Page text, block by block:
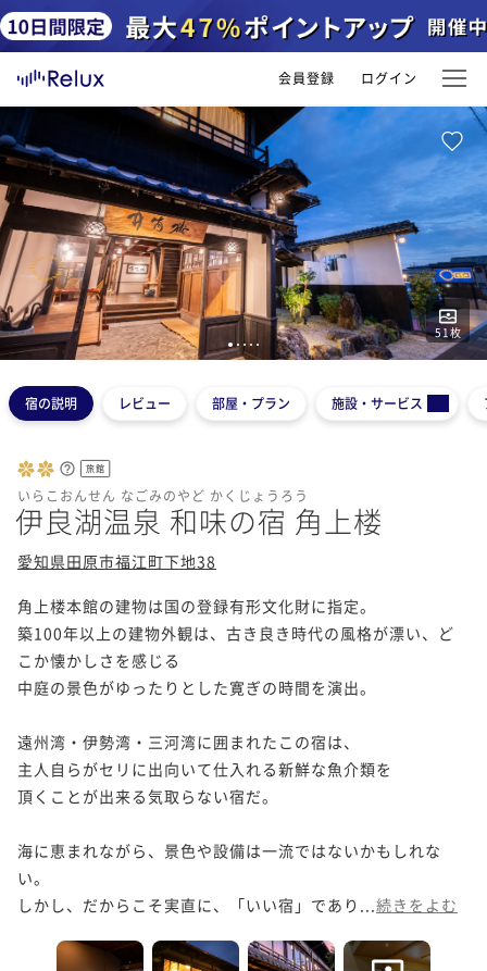
会員登録 ログイン
51枚
12 34 5
宿の説明 レビュー 部屋・プラン 施設・サービス
旅館
いらこおんせん なごみのやど かくじょうろう
伊良湖温泉 和味の宿 角上楼
愛知県田原市福江町下地38
角上楼本館の建物は国の登録有形文化財に指定。
築100年以上の建物外観は、古き良き時代の風格が漂い、ど
こか懐かしさを感じる
中庭の景色がゆったりとした寛ぎの時間を演出。
遠州湾・伊勢湾・三河湾に囲まれたこの宿は、
主人自らがセリに出向いて仕入れる新鮮な魚介類を
頂くことが出来る気取らない宿だ。
海に恵まれながら、景色や設備は一流ではないかもしれな
い。
しかし、だからこそ実直に、「いい宿」であり... 続きをよむ